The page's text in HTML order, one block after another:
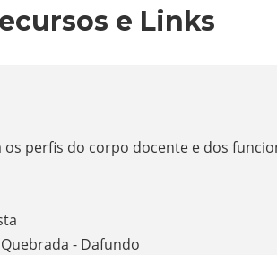
e Links
os perfis do corpo docente e dos
- Dafundo